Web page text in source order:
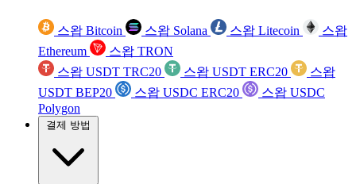
스왑 Bitcoin 스왑 Solana 스왑 Litecoin
스왑
Ethereum
스왑 TRON
스왑 USDT TRC20
스왑 USDT ERC20
스왑
USDT BEP20
스왑 USDC ERC20
스왑 USDC
Polygon
결제 방법